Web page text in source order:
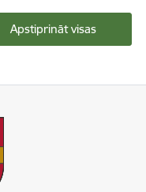
Apstiprināt visas